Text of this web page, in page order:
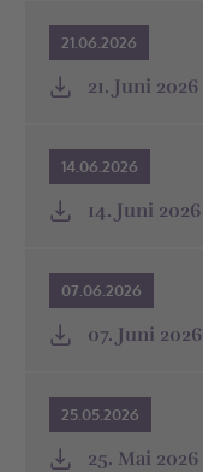
21.06.2026
21. Juni 2026
14.06.2026
14. Juni 2026
07.06.2026
07. Juni 2026
25.05.2026
25. Mai 2026